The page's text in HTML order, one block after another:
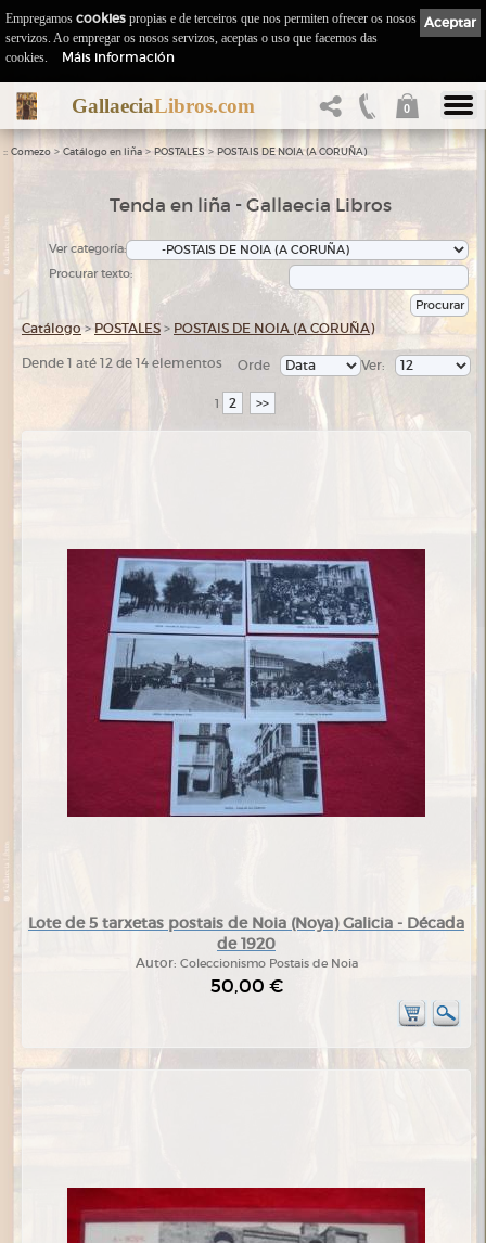
GallaeciaLibros.com 0
:: Comezo > Catálogo en liña > POSTALES > POSTAIS DE NOIA (A CORUÑA)
Tenda en liña - Gallaecia Libros
Ver categoría:
Procurar texto:
Catálogo >POSTALES > POSTAIS DE NOIA (A CORUÑA)
Dende 1 até 12 de 14 elementos Ver:
Orde
1 2 >>
Lote de 5 tarxetas postais de Noia (Noya) Galicia - Década
de 1920
Autor: Coleccionismo Postais de Noia
50,00 €
Aceptar
Empregamos cookies propias e de terceiros que nos permiten ofrecer os nosos
servizos. Ao empregar os nosos servizos, aceptas o uso que facemos das
cookies.
Máis información